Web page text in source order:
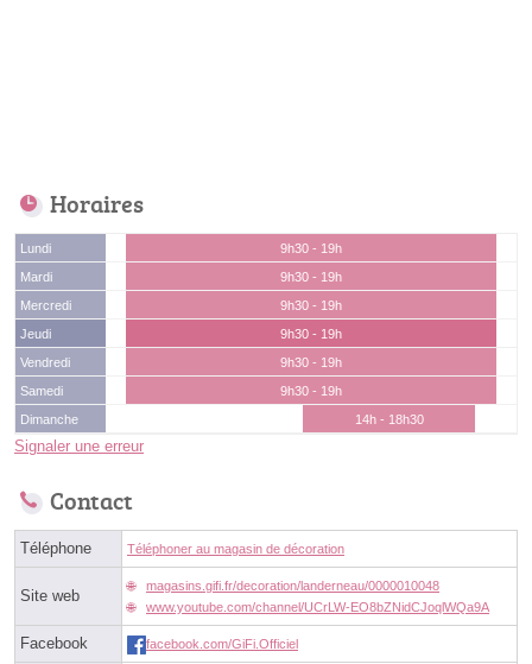
Horaires
Lundi
9h30 - 19h
Mardi
9h30 - 19h
Mercredi
9h30 - 19h
Jeudi
9h30 - 19h
Vendredi
9h30 - 19h
Samedi
9h30 - 19h
Dimanche
14h - 18h30
Signaler une erreur
Contact
Téléphone Téléphoner au magasin de décoration
Site web
magasins.gifi.fr/decoration/landerneau/0000010048
www.youtube.com/channel/UCrLW-EO8bZNidCJoqlWQa9A
Facebook facebook.com/GiFi.Officiel